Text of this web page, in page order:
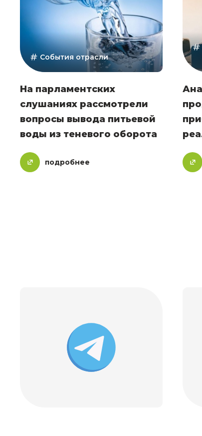
События отрасли
На парламентских
слушаниях рассмотрели
вопросы вывода питьевой
воды из теневого оборота
подробнее